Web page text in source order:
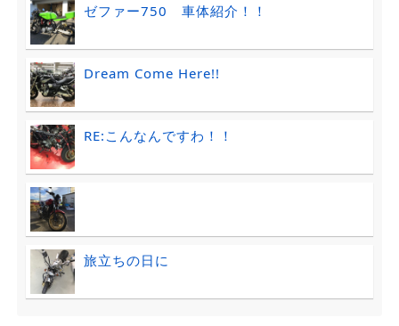
ゼファー750 車体紹介！！
Dream Come Here!!
RE:こんなんですわ！！
旅立ちの日に